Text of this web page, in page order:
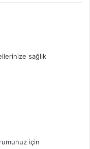
sağlık
için